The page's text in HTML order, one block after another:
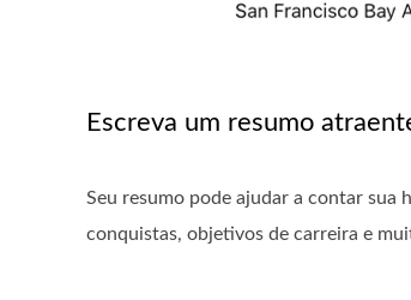
Escreva um resumo
Seu resumo pode ajudar a contar sua
conquistas, objetivos de carreira e